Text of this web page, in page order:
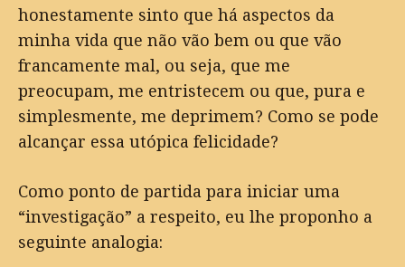
honestamente sinto que há aspectos da
minha vida que não vão bem ou que vão
francamente mal, ou seja, que me
preocupam, me entristecem ou que, pura e
simplesmente, me deprimem? Como se pode
alcançar essa utópica felicidade?
Como ponto de partida para iniciar uma
“investigação” a respeito, eu lhe proponho a
seguinte analogia: